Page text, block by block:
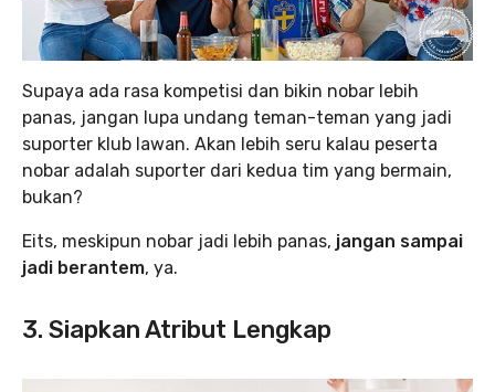
Supaya ada rasa kompetisi dan bikin nobar lebih
panas, jangan lupa undang teman-teman yang jadi
suporter klub lawan. Akan lebih seru kalau peserta
nobar adalah suporter dari kedua tim yang bermain,
bukan?
Eits, meskipun nobar jadi lebih panas, jangan sampai
jadi berantem, ya.
3. Siapkan Atribut Lengkap